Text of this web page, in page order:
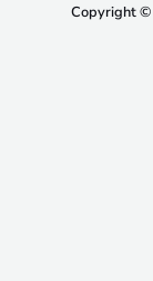
Copyright ©